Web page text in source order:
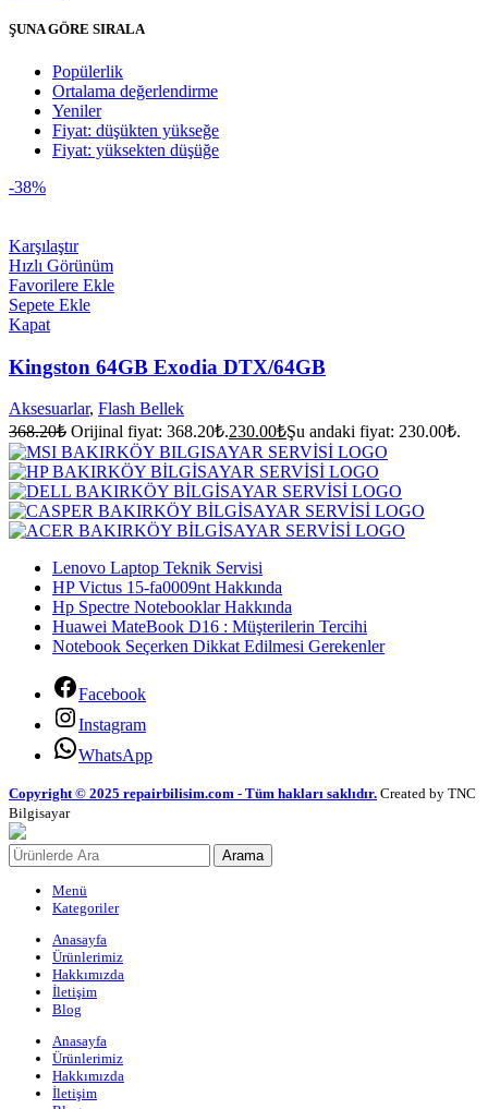
ŞUNA GÖRE SIRALA
Popülerlik
Ortalama değerlendirme
Yeniler
Fiyat: düşükten yükseğe
Fiyat: yüksekten düşüğe
-38%
Karşılaştır
Hızlı Görünüm
Favorilere Ekle
Sepete Ekle
Kapat
Kingston 64GB Exodia DTX/64GB
Aksesuarlar, Flash Bellek
368.20₺ Orijinal fiyat: 368.20₺.230.00₺Şu andaki fiyat: 230.00₺.
Lenovo Laptop Teknik Servisi
HP Victus 15-fa0009nt Hakkında
Hp Spectre Notebooklar Hakkında
Huawei MateBook D16 : Müşterilerin Tercihi
Notebook Seçerken Dikkat Edilmesi Gerekenler
Facebook
Instagram
WhatsApp
Copyright © 2025 repairbilisim.com - Tüm hakları saklıdır. Created by TNC
Bilgisayar
Arama
Menü
Kategoriler
Anasayfa
Ürünlerimiz
Hakkımızda
İletişim
Blog
Anasayfa
Ürünlerimiz
Hakkımızda
İletişim